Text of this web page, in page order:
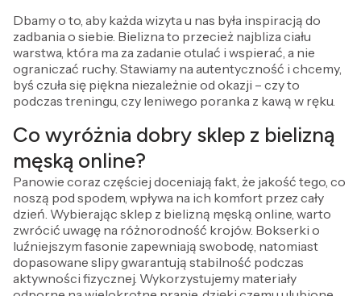
Dbamy o to, aby każda wizyta u nas była inspiracją do
zadbania o siebie. Bielizna to przecież najbliza ciału
warstwa, która ma za zadanie otulać i wspierać, a nie
ograniczać ruchy. Stawiamy na autentyczność i chcemy,
byś czuła się piękna niezależnie od okazji – czy to
podczas treningu, czy leniwego poranka z kawą w ręku.
Co wyróżnia dobry sklep z bielizną
męską online?
Panowie coraz częściej doceniają fakt, że jakość tego, co
noszą pod spodem, wpływa na ich komfort przez cały
dzień. Wybierając sklep z bielizną męską online, warto
zwrócić uwagę na różnorodność krojów. Bokserki o
luźniejszym fasonie zapewniają swobodę, natomiast
dopasowane slipy gwarantują stabilność podczas
aktywności fizycznej. Wykorzystujemy materiały